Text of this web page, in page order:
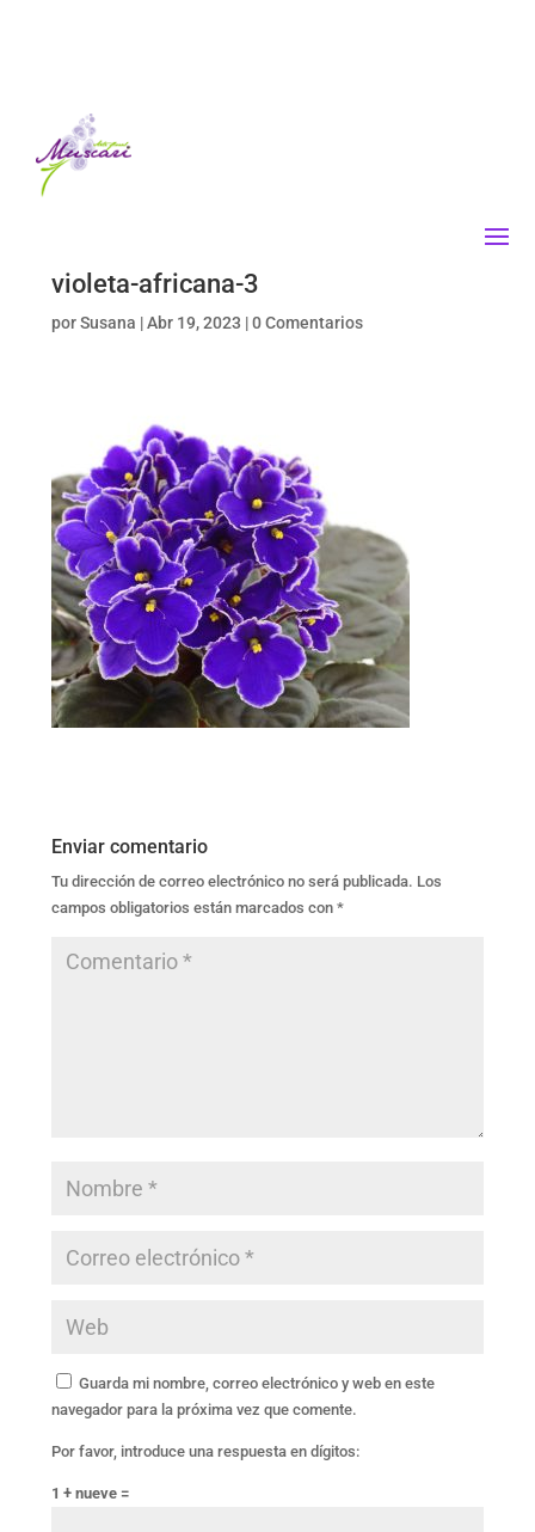
violeta-africana-3
porSusana |Abr 19, 2023 |0 Comentarios
Enviar comentario
Tu dirección de correo electrónico no será publicada. Los
campos obligatorios están marcados con *
Guarda mi nombre, correo electrónico y web en este
navegador para la próxima vez que comente.
Por favor, introduce una respuesta en dígitos:
1 + nueve =